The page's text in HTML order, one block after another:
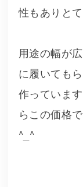
性もありと
用途の幅が
に履いても
作っていま
らこの価格
^_^